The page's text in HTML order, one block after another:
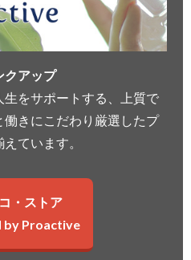
クアップ
をサポートする、上質で
きにこだわり厳選したプ
ています。
・ストア
by Proactive